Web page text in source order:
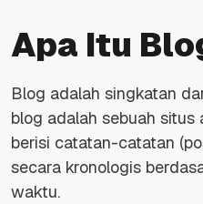
Apa Itu
Blog adalah singkatan
blog adalah sebuah
berisi catatan-catatan
secara kronologis
waktu.